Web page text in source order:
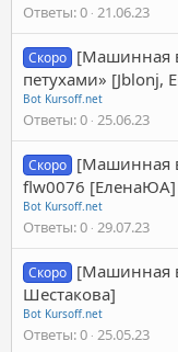
Ответы 0 21.06.23
Скоро [Машинная
петухами» [Jblonj,
Bot Kursoff.net
Ответы 0 25.06.23
Скоро [Машинная
flw0076 [ЕленаЮА]
Bot Kursoff.net
Ответы 0 29.07.23
Скоро [Машинная
Шестакова]
Bot Kursoff.net
Ответы 0 25.05.23